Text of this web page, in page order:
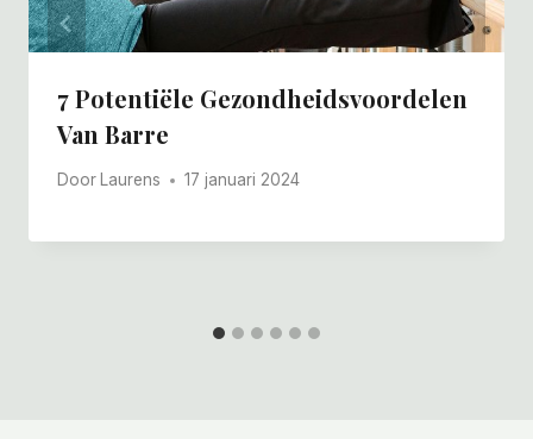
7 Potentiële Gezondheidsvoordelen
Van Barre
Door Laurens 17 januari 2024